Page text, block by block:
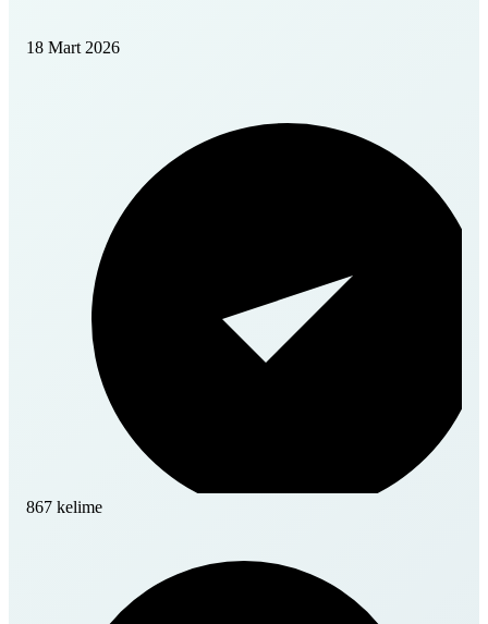
18 Mart 2026
867 kelime